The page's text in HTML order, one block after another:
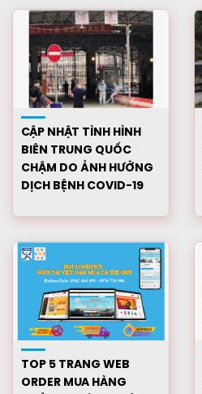
CẬP NHẬT TÌNH HÌNH
BIÊN TRUNG QUỐC
CHẬM DO ẢNH HƯỞNG
DỊCH BỆNH COVID-19
TOP 5 TRANG WEB
ORDER MUA HÀNG